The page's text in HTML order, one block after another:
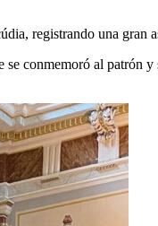
registrando una gran
conmemoró al patrón